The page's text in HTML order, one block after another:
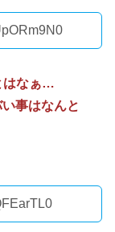
はなぁ…
事はなんと